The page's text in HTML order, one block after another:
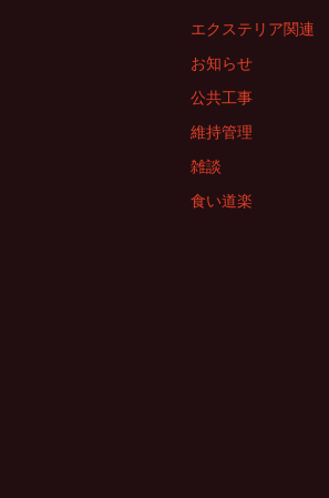
エクステリア関連
お知らせ
公共工事
維持管理
雑談
食い道楽